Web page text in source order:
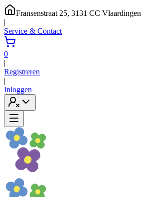
Fransenstraat 25, 3131 CC Vlaardingen
|
Service & Contact
0
|
Registreren
|
Inloggen